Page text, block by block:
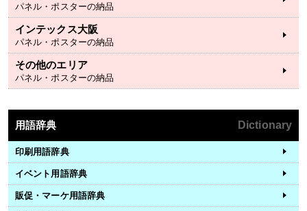
パネル・ポスターの納品
インテックス大阪
パネル・ポスターの納品
その他のエリア
パネル・ポスターの納品
用語辞典 Dictionary
印刷用語辞典
イベント用語辞典
販促・マーケ用語辞典